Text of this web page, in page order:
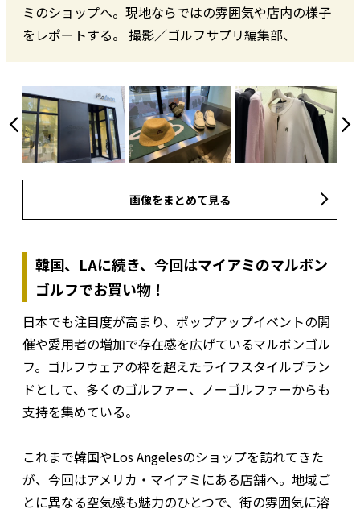
ミのショップへ。現地ならではの雰囲気や店内の様子
をレポートする。 撮影／ゴルフサプリ編集部、
画像をまとめて見る
韓国、LAに続き、今回はマイアミのマルボン
ゴルフでお買い物！
日本でも注目度が高まり、ポップアップイベントの開
催や愛用者の増加で存在感を広げているマルボンゴル
フ。ゴルフウェアの枠を超えたライフスタイルブラン
ドとして、多くのゴルファー、ノーゴルファーからも
支持を集めている。
これまで韓国やLos Angelesのショップを訪れてきた
が、今回はアメリカ・マイアミにある店舗へ。地域ご
とに異なる空気感も魅力のひとつで、街の雰囲気に溶